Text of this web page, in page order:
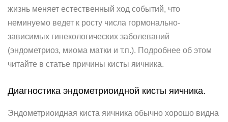
жизнь меняет естественный ход событий, что
неминуемо ведет к росту числа гормонально-
зависимых гинекологических заболеваний
(эндометриоз, миома матки и т.п.). Подробнее об этом
читайте в статье причины кисты яичника.
Диагностика эндометриоидной кисты яичника.
Эндометриоидная киста яичника обычно хорошо видна